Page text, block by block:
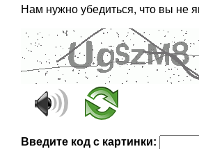
Нам нужно убедиться, что вы не
Введите код с картинки: